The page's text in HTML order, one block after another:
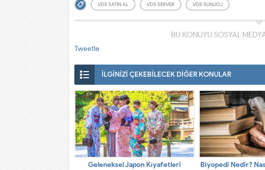
VDS SATIN AL VDS SERVER VDS SUNUCU
BU KONUYU SOSYAL
Tweetle
İLGİNİZİ ÇEKEBİLECEK DİĞER KONULAR
Geleneksel Japon Kıyafetleri
Biyopedi Nedir?